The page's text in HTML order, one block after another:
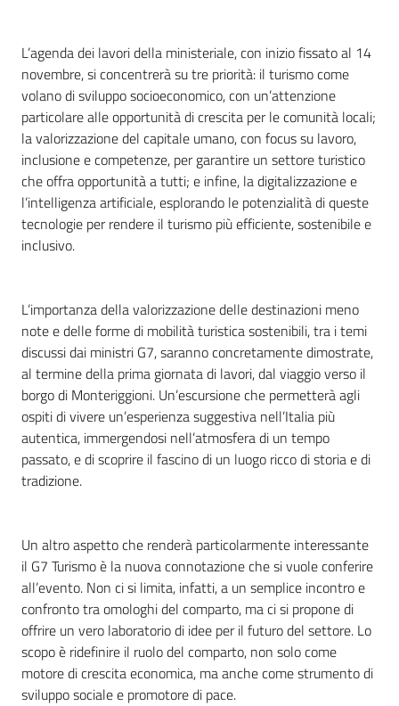
L’agenda dei lavori della ministeriale, con inizio fissato al 14
novembre, si concentrerà su tre priorità: il turismo come
volano di sviluppo socioeconomico, con un’attenzione
particolare alle opportunità di crescita per le comunità locali;
la valorizzazione del capitale umano, con focus su lavoro,
inclusione e competenze, per garantire un settore turistico
che offra opportunità a tutti; e infine, la digitalizzazione e
l’intelligenza artificiale, esplorando le potenzialità di queste
tecnologie per rendere il turismo più efficiente, sostenibile e
inclusivo.
L’importanza della valorizzazione delle destinazioni meno
note e delle forme di mobilità turistica sostenibili, tra i temi
discussi dai ministri G7, saranno concretamente dimostrate,
al termine della prima giornata di lavori, dal viaggio verso il
borgo di Monteriggioni. Un’escursione che permetterà agli
ospiti di vivere un’esperienza suggestiva nell’Italia più
autentica, immergendosi nell’atmosfera di un tempo
passato, e di scoprire il fascino di un luogo ricco di storia e di
tradizione.
Un altro aspetto che renderà particolarmente interessante
il G7 Turismo è la nuova connotazione che si vuole conferire
all’evento. Non ci si limita, infatti, a un semplice incontro e
confronto tra omologhi del comparto, ma ci si propone di
offrire un vero laboratorio di idee per il futuro del settore. Lo
scopo è ridefinire il ruolo del comparto, non solo come
motore di crescita economica, ma anche come strumento di
sviluppo sociale e promotore di pace.